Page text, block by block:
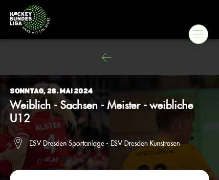
Sonntag, 26. Mai 2024
Weiblich - Sachsen - Meister - weibliche
U12
ESV Dresden Sportanlage - ESV Dresden Kunstrasen